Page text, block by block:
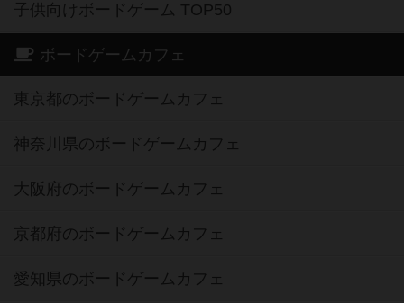
子供向けボードゲーム TOP50
ボードゲームカフェ
東京都のボードゲームカフェ
神奈川県のボードゲームカフェ
大阪府のボードゲームカフェ
京都府のボードゲームカフェ
愛知県のボードゲームカフェ